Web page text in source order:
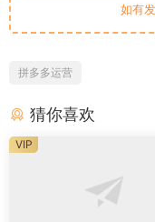
如有
拼多多运营
猜你喜欢
VIP